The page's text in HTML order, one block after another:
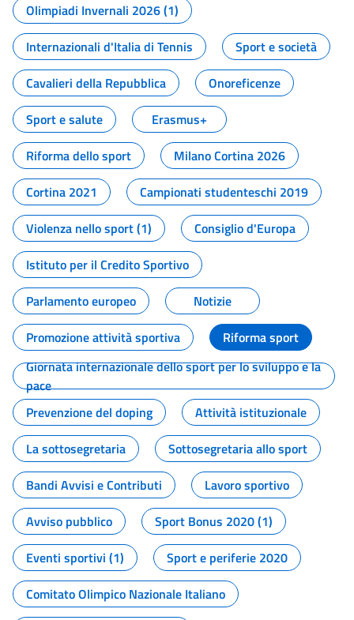
Olimpiadi Invernali 2026 (1)
Internazionali d'Italia di Tennis
Sport e società
Cavalieri della Repubblica
Onoreficenze
Sport e salute
Erasmus+
Riforma dello sport
Milano Cortina 2026
Cortina 2021
Campionati studenteschi 2019
Violenza nello sport (1)
Consiglio d'Europa
Istituto per il Credito Sportivo
Parlamento europeo
Notizie
Promozione attività sportiva
Riforma sport
Giornata internazionale dello sport per lo sviluppo e la
pace
Prevenzione del doping
Attività istituzionale
La sottosegretaria
Sottosegretaria allo sport
Bandi Avvisi e Contributi
Lavoro sportivo
Avviso pubblico
Sport Bonus 2020 (1)
Eventi sportivi (1)
Sport e periferie 2020
Comitato Olimpico Nazionale Italiano